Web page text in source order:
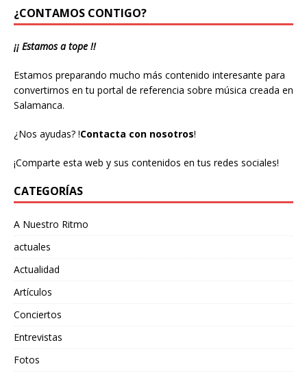
¿CONTAMOS CONTIGO?
¡¡ Estamos a tope !!
Estamos preparando mucho más contenido interesante para
convertirnos en tu portal de referencia sobre música creada en
Salamanca.
¿Nos ayudas? !Contacta con nosotros!
¡Comparte esta web y sus contenidos en tus redes sociales!
CATEGORÍAS
A Nuestro Ritmo
actuales
Actualidad
Artículos
Conciertos
Entrevistas
Fotos